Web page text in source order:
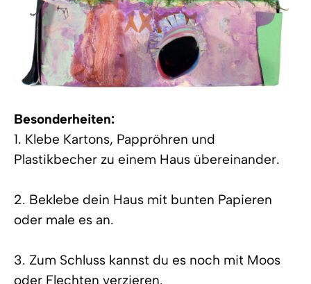
Besonderheiten:
1. Klebe Kartons, Pappröhren und
Plastikbecher zu einem Haus übereinander.
2. Beklebe dein Haus mit bunten Papieren
oder male es an.
3. Zum Schluss kannst du es noch mit Moos
oder Flechten verzieren.